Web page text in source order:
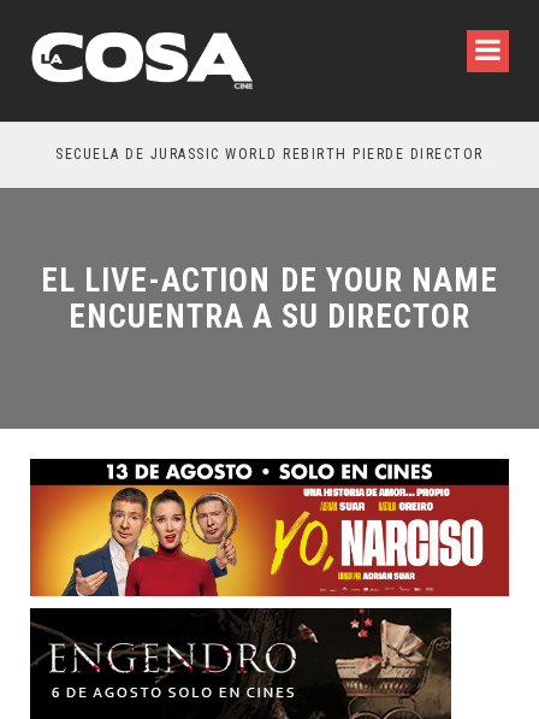
SECUELA DE JURASSIC WORLD REBIRTH PIERDE DIRECTOR
EL LIVE-ACTION DE YOUR NAME
ENCUENTRA A SU DIRECTOR